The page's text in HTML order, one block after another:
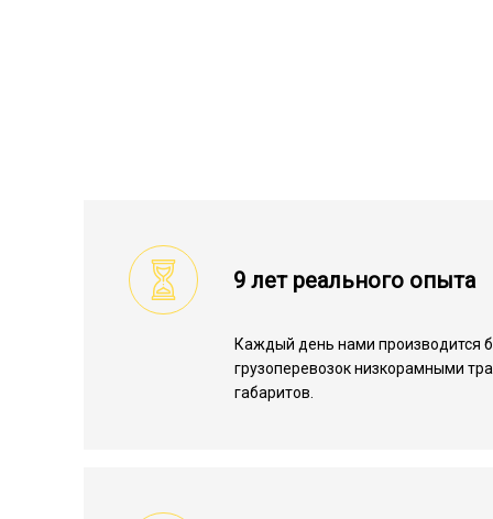
9 лет реального опыта
Каждый день нами производится
грузоперевозок низкорамными
габаритов.